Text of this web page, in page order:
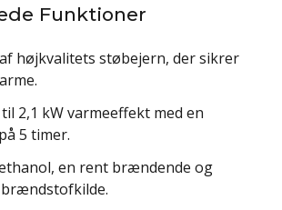
Funktioner
højkvalitets støbejern, der sikrer
2,1 kW varmeeffekt med en
5 timer.
en rent brændende og